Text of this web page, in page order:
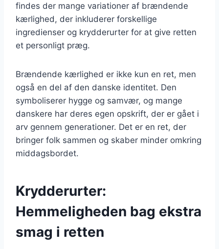
findes der mange variationer af brændende
kærlighed, der inkluderer forskellige
ingredienser og krydderurter for at give retten
et personligt præg.
Brændende kærlighed er ikke kun en ret, men
også en del af den danske identitet. Den
symboliserer hygge og samvær, og mange
danskere har deres egen opskrift, der er gået i
arv gennem generationer. Det er en ret, der
bringer folk sammen og skaber minder omkring
middagsbordet.
Krydderurter:
Hemmeligheden bag ekstra
smag i retten